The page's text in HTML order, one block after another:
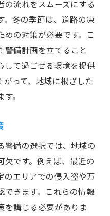
の流れをスムーズにする
。冬の季節は、道路の凍
の対策が必要です。こ
警備計画を立てること
して過ごせる環境を提供
って、地域に根ざした
。
警備の選択では、地域の
欠です。例えば、最近の
のエリアでの侵入盗や万
できます。これらの情報
を講じる必要がありま